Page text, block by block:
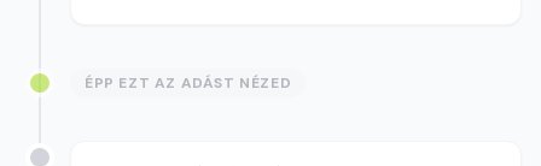
ÉPP EZT AZ ADÁST NÉZED